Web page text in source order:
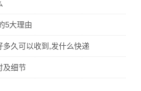
5大理由
多久可以收到,发什么快递
及细节